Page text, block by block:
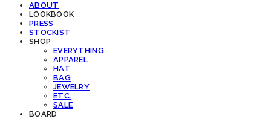
ABOUT
LOOKBOOK
PRESS
STOCKIST
SHOP
EVERYTHING
APPAREL
HAT
BAG
JEWELRY
ETC.
SALE
BOARD